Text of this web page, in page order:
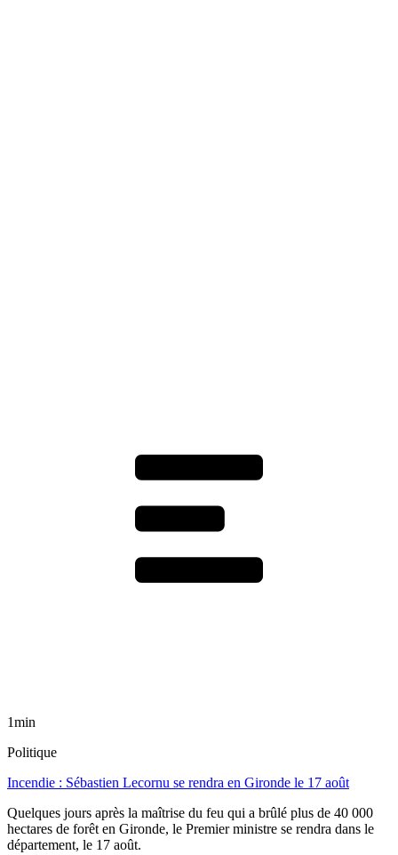
1min
Politique
Incendie : Sébastien Lecornu se rendra en Gironde le 17 août
Quelques jours après la maîtrise du feu qui a brûlé plus de 40 000
hectares de forêt en Gironde, le Premier ministre se rendra dans le
département, le 17 août.